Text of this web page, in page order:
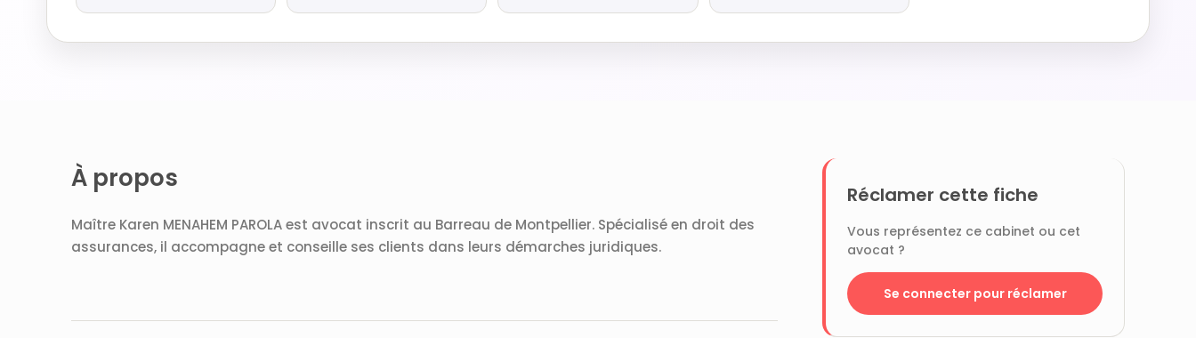
À propos
Maître Karen MENAHEM PAROLA est avocat inscrit au Barreau de Montpellier. Spécialisé en droit des
assurances, il accompagne et conseille ses clients dans leurs démarches juridiques.
Réclamer cette fiche
Vous représentez ce cabinet ou cet
avocat ?
Se connecter pour réclamer